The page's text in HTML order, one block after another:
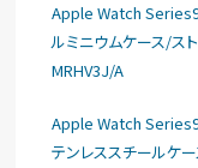
Apple Watch
ルミニウムケース/ス
MRHV3J/A
Apple Watch
テンレススチールケ